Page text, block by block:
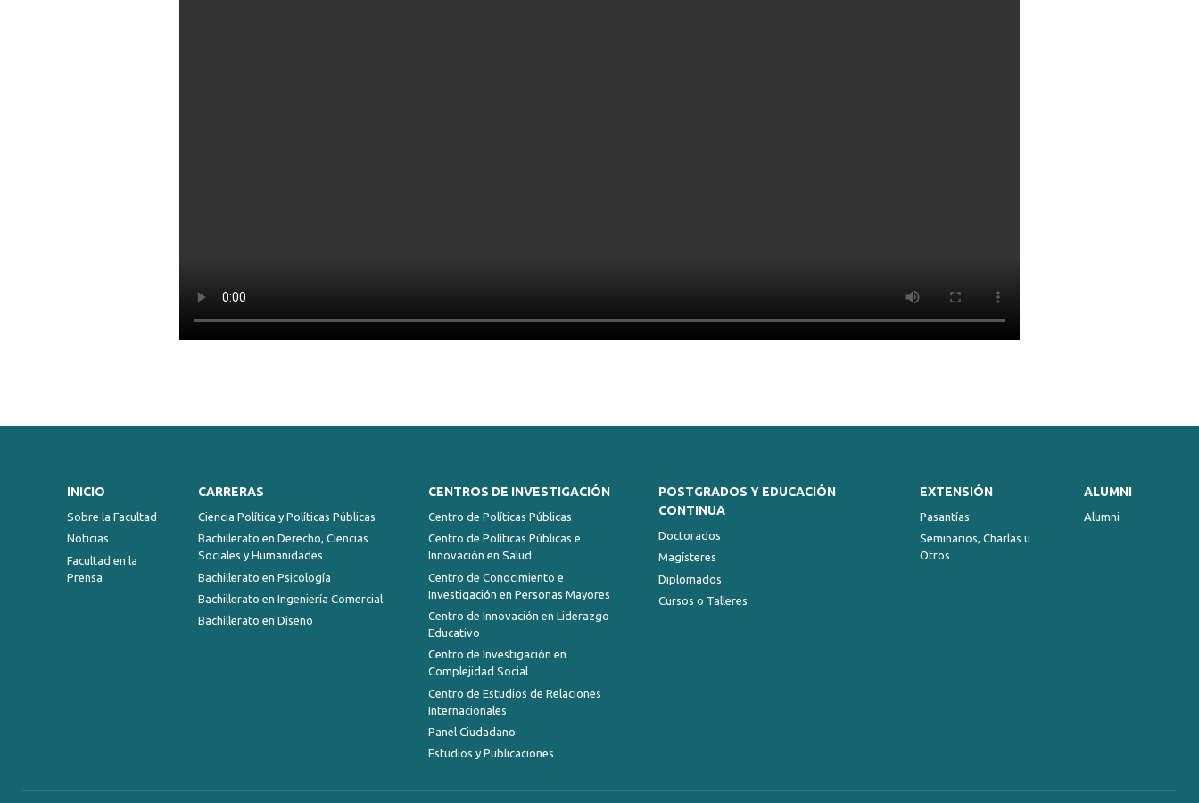
INICIO
Sobre la Facultad
Noticias
Facultad en la
Prensa
CARRERAS
Ciencia Política y Políticas Públicas
Bachillerato en Derecho, Ciencias
Sociales y Humanidades
Bachillerato en Psicología
Bachillerato en Ingeniería Comercial
Bachillerato en Diseño
CENTROS DE INVESTIGACIÓN
Centro de Políticas Públicas
Centro de Políticas Públicas e
Innovación en Salud
Centro de Conocimiento e
Investigación en Personas Mayores
Centro de Innovación en Liderazgo
Educativo
Centro de Investigación en
Complejidad Social
Centro de Estudios de Relaciones
Internacionales
Panel Ciudadano
Estudios y Publicaciones
POSTGRADOS Y EDUCACIÓN
CONTINUA
Doctorados
Magísteres
Diplomados
Cursos o Talleres
EXTENSIÓN
Pasantías
Seminarios, Charlas u
Otros
ALUMNI
Alumni